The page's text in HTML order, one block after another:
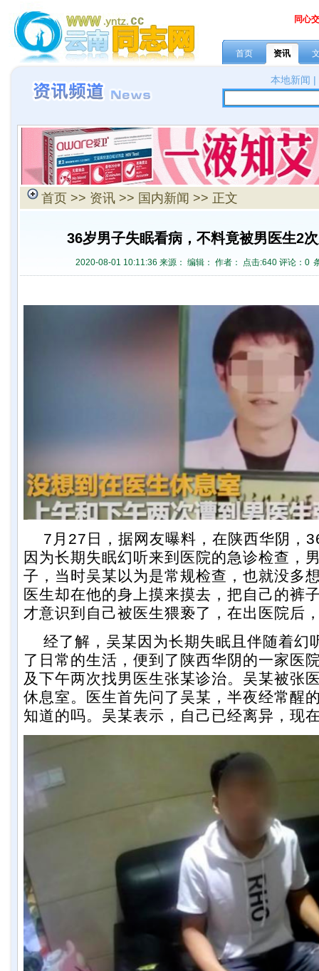
同心
首页 资讯
本地新闻 |
首页 >> 资讯 >> 国内新闻 >> 正文
36岁男子失眠看病，不料竟被男医生2
2020-08-01 10:11:36 来源： 编辑： 作者： 点击:640 评论：0
7月27日，据网友曝料，在陕西华阴，
因为长期失眠幻听来到医院的急诊检查，
子，当时吴某以为是常规检查，也就没多
医生却在他的身上摸来摸去，把自己的裤
才意识到自己被医生猥亵了，在出医院后
经了解，吴某因为长期失眠且伴随着幻
了日常的生活，便到了陕西华阴的一家医
及下午两次找男医生张某诊治。吴某被张
休息室。医生首先问了吴某，半夜经常醒
知道的吗。吴某表示，自己已经离异，现